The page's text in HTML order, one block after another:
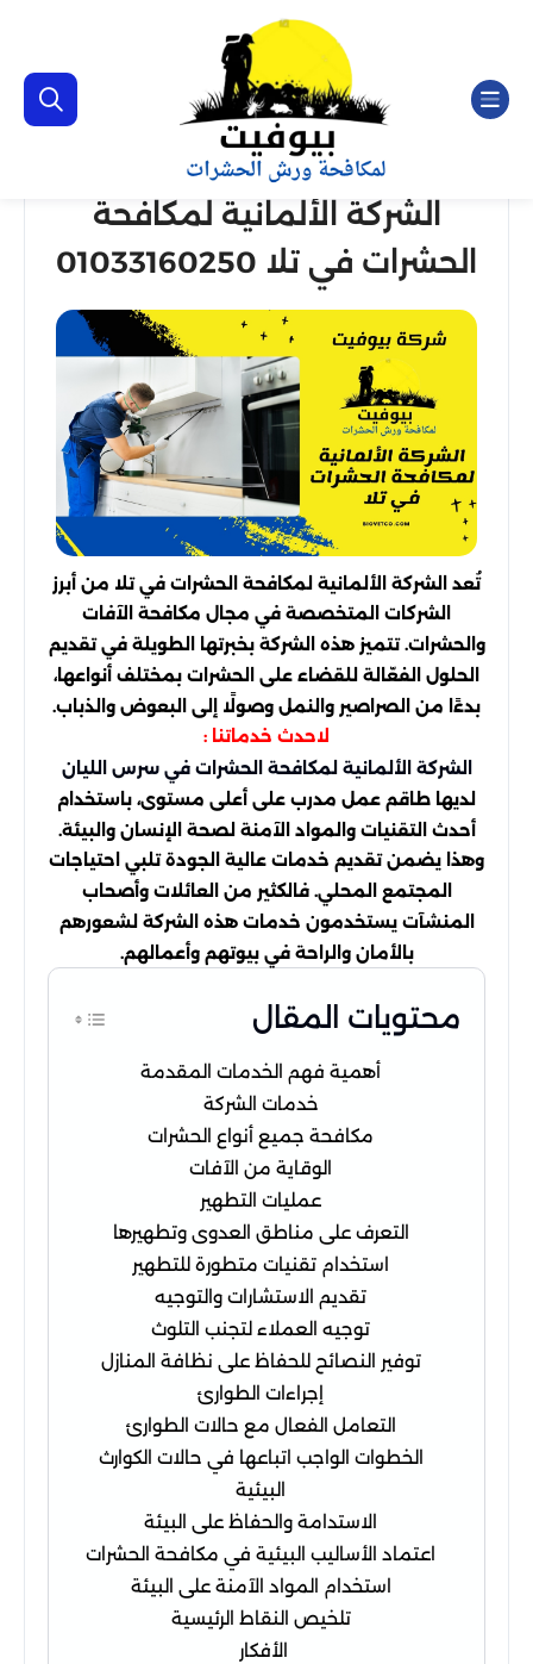
الشركة الألمانية لمكافحة
الحشرات في تلا 01033160250
تُعد الشركة الألمانية لمكافحة الحشرات في تلا من أبرز
الشركات المتخصصة في مجال مكافحة الآفات
والحشرات. تتميز هذه الشركة بخبرتها الطويلة في تقديم
الحلول الفعّالة للقضاء على الحشرات بمختلف أنواعها،
بدءًا من الصراصير والنمل وصولًا إلى البعوض والذباب.
لاحدث خدماتنا :
الشركة الألمانية لمكافحة الحشرات في سرس الليان
لديها طاقم عمل مدرب على أعلى مستوى، باستخدام
أحدث التقنيات والمواد الآمنة لصحة الإنسان والبيئة.
وهذا يضمن تقديم خدمات عالية الجودة تلبي احتياجات
المجتمع المحلي. فالكثير من العائلات وأصحاب
المنشآت يستخدمون خدمات هذه الشركة لشعورهم
بالأمان والراحة في بيوتهم وأعمالهم.
محتويات المقال
أهمية فهم الخدمات المقدمة
خدمات الشركة
مكافحة جميع أنواع الحشرات
الوقاية من الآفات
عمليات التطهير
التعرف على مناطق العدوى وتطهيرها
استخدام تقنيات متطورة للتطهير
تقديم الاستشارات والتوجيه
توجيه العملاء لتجنب التلوث
توفير النصائح للحفاظ على نظافة المنازل
إجراءات الطوارئ
التعامل الفعال مع حالات الطوارئ
الخطوات الواجب اتباعها في حالات الكوارث
البيئية
الاستدامة والحفاظ على البيئة
اعتماد الأساليب البيئية في مكافحة الحشرات
استخدام المواد الآمنة على البيئة
تلخيص النقاط الرئيسية
الأفكار